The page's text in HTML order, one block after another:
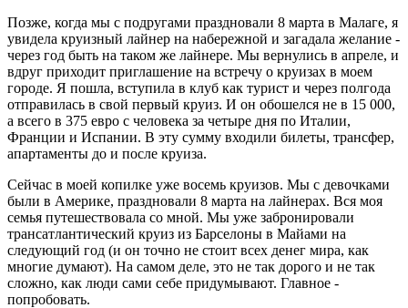
Позже, когда мы с подругами праздновали 8 марта в Малаге, я
увидела круизный лайнер на набережной и загадала желание -
через год быть на таком же лайнере. Мы вернулись в апреле, и
вдруг приходит приглашение на встречу о круизах в моем
городе. Я пошла, вступила в клуб как турист и через полгода
отправилась в свой первый круиз. И он обошелся не в 15 000,
а всего в 375 евро с человека за четыре дня по Италии,
Франции и Испании. В эту сумму входили билеты, трансфер,
апартаменты до и после круиза.
Сейчас в моей копилке уже восемь круизов. Мы с девочками
были в Америке, праздновали 8 марта на лайнерах. Вся моя
семья путешествовала со мной. Мы уже забронировали
трансатлантический круиз из Барселоны в Майами на
следующий год (и он точно не стоит всех денег мира, как
многие думают). На самом деле, это не так дорого и не так
сложно, как люди сами себе придумывают. Главное -
попробовать.